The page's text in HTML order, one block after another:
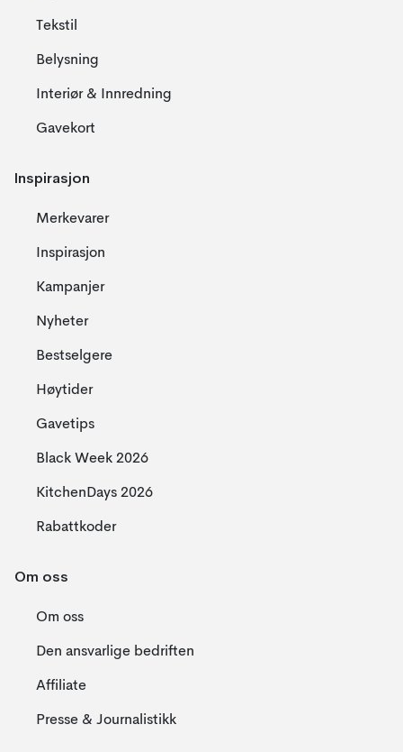
Tekstil
Belysning
Interiør & Innredning
Gavekort
Inspirasjon
Merkevarer
Inspirasjon
Kampanjer
Nyheter
Bestselgere
Høytider
Gavetips
Black Week 2026
KitchenDays 2026
Rabattkoder
Om oss
Om oss
Den ansvarlige bedriften
Affiliate
Presse & Journalistikk